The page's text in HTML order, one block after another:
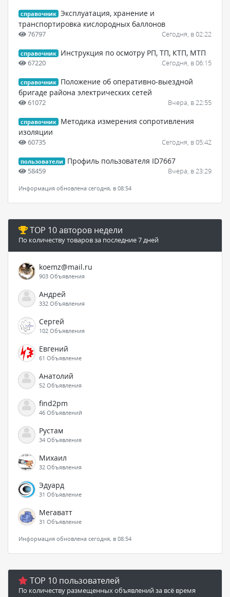
справочник Эксплуатация, хранение и
транспортировка кислородных баллонов
76797 Сегодня, в 02:22
справочник Инструкция по осмотру РП, ТП, КТП, МТП
67220 Сегодня, в 06:15
справочник
Положение об оперативно-выездной
бригаде района электрических сетей
61072 Вчера, в 22:55
справочник
Методика измерения сопротивления
изоляции
60735 Сегодня, в 05:42
пользователи Профиль пользователя ID7667
58459 Вчера, в 23:29
Информация обновлена сегодня, в 08:54
TOP 10 авторов недели
По количеству товаров за последние 7 дней
koemz@mail.ru
903 Объявления
Андрей
332 Объявления
Сергей
102 Объявления
Евгений
61 Объявление
Анатолий
52 Объявления
find2pm
46 Объявлений
Рустам
34 Объявления
Михаил
32 Объявления
Эдуард
31 Объявление
Мегаватт
31 Объявление
Информация обновлена сегодня, в 08:54
TOP 10 пользователей
По количеству размещенных объявлений за всё время